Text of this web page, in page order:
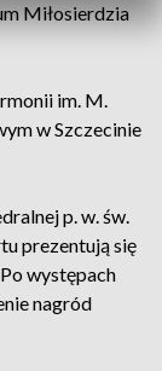
Miłosierdzia
im. M.
w Szczecinie
p. w. św.
prezentują się
występach
nagród